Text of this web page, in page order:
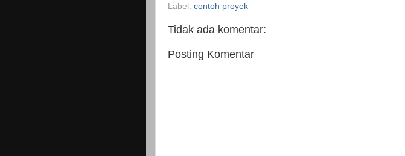
Label: contoh proyek
Tidak ada komentar:
Posting Komentar